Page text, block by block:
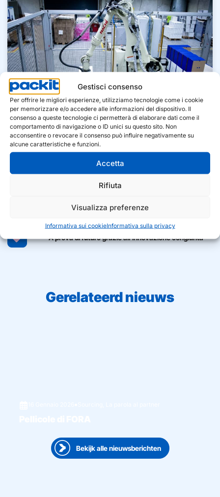
Gestisci consenso
Per offrire le migliori esperienze, utilizziamo tecnologie come i cookie
per memorizzare e/o accedere alle informazioni del dispositivo. Il
consenso a queste tecnologie ci permetterà di elaborare dati come il
comportamento di navigazione o ID unici su questo sito. Non
acconsentire o revocare il consenso può influire negativamente su
alcune caratteristiche e funzioni.
Accetta
Rifiuta
Visualizza preferenze
Informativa sui cookieInformativa sulla privacy
Eccellente rapporto qualità-prezzo
diversificazione del rischio
A prova di futuro grazie all'innovazione congiunta
Gerelateerd nieuws
Bekijk alle nieuwsberichten